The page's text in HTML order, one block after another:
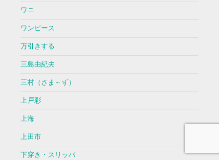
ワニ
ワンピース
万引きする
三島由紀夫
三村（さま～ず）
上戸彩
上海
上田市
下穿き・スリッパ